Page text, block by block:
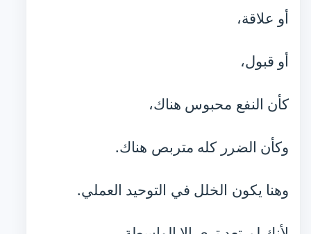
أو علاقة،
أو قبول،
كأن النفع محبوس هناك،
وكأن الضرر كله متربص هناك.
وهنا يكون الخلل في التوحيد العملي.